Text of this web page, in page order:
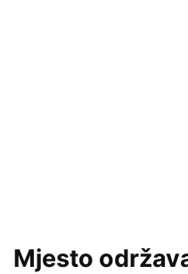
Mjesto